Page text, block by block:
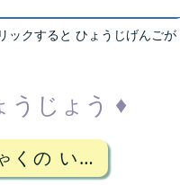
ックすると ひょうじげんごが
うじょう ♦
くの いじょうがあ